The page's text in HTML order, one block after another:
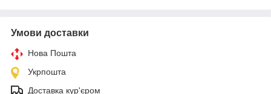
Умови доставки
Нова Пошта
Укрпошта
Доставка кур'єром